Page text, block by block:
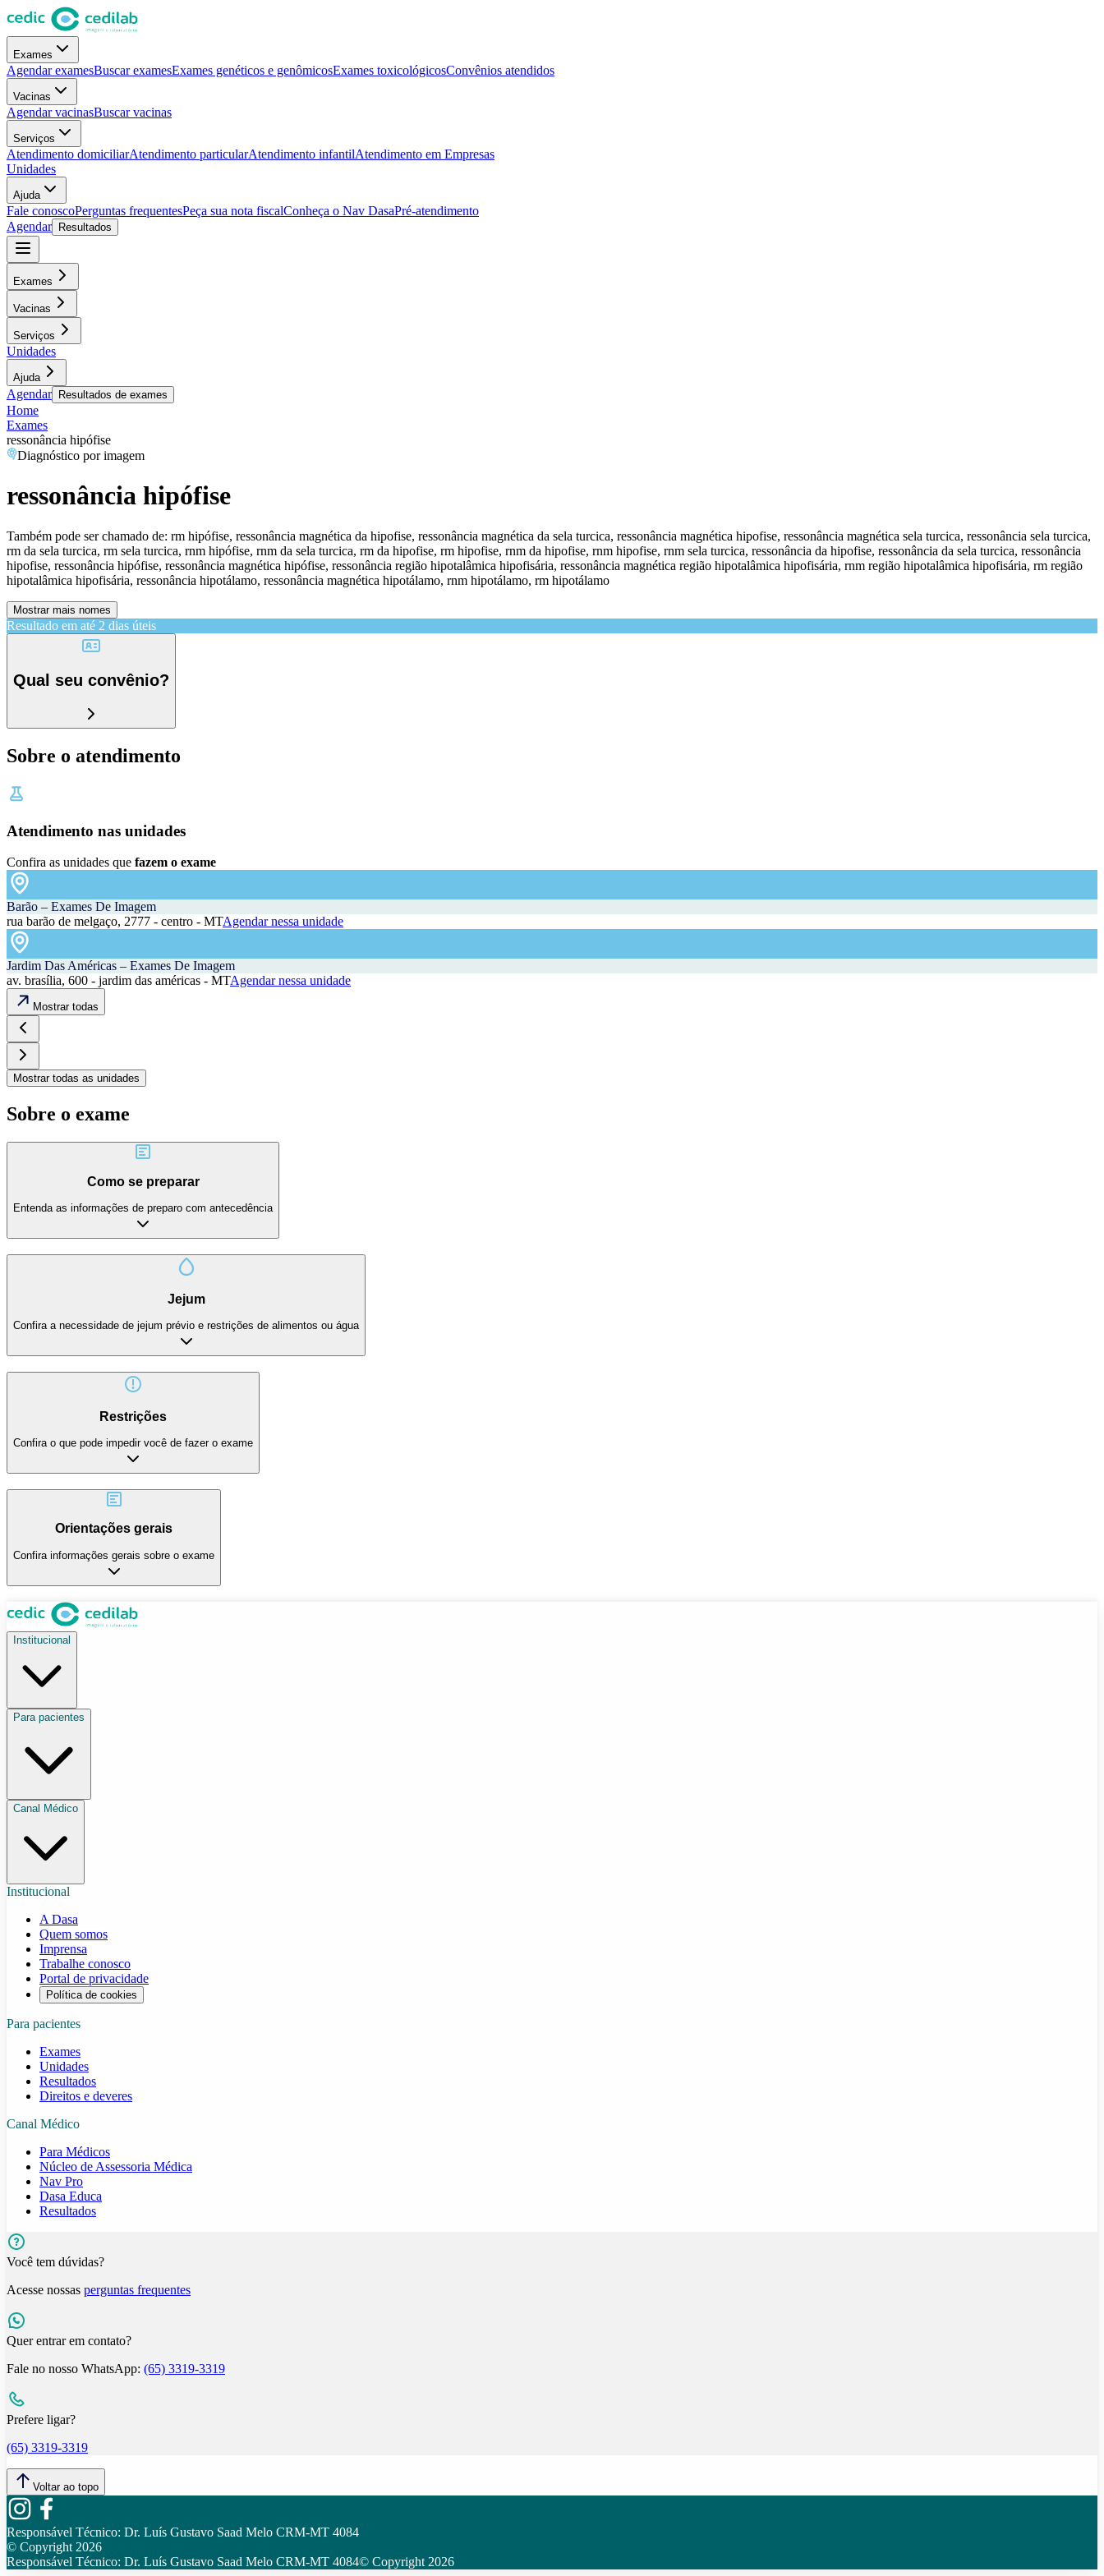
Exames
Agendar examesBuscar examesExames genéticos e genômicosExames toxicológicosConvênios atendidos
Vacinas
Agendar vacinasBuscar vacinas
Serviços
Atendimento domiciliarAtendimento particularAtendimento infantilAtendimento em Empresas
Unidades
Ajuda
Fale conoscoPerguntas frequentesPeça sua nota fiscalConheça o Nav DasaPré-atendimento
Agendar
Resultados
Exames
Vacinas
Serviços
Unidades
Ajuda
Agendar Resultados de exames
Home
Exames
ressonância hipófise
Diagnóstico por imagem
ressonância hipófise
Também pode ser chamado de: rm hipófise, ressonância magnética da hipofise, ressonância magnética da sela turcica, ressonância magnética hipofise, ressonância magnética sela turcica, ressonância sela turcica,
rm da sela turcica, rm sela turcica, rnm hipófise, rnm da sela turcica, rm da hipofise, rm hipofise, rnm da hipofise, rnm hipofise, rnm sela turcica, ressonância da hipofise, ressonância da sela turcica, ressonância
hipofise, ressonância hipófise, ressonância magnética hipófise, ressonância região hipotalâmica hipofisária, ressonância magnética região hipotalâmica hipofisária, rnm região hipotalâmica hipofisária, rm região
hipotalâmica hipofisária, ressonância hipotálamo, ressonância magnética hipotálamo, rnm hipotálamo, rm hipotálamo
Mostrar mais nomes
Resultado em até 2 dias úteis
Qual seu convênio?
Sobre o atendimento
Atendimento nas unidades
Confira as unidades que fazem o exame
Barão – Exames De Imagem
rua barão de melgaço, 2777 - centro - MTAgendar nessa unidade
Jardim Das Américas – Exames De Imagem
av. brasília, 600 - jardim das américas - MTAgendar nessa unidade
Mostrar todas
Mostrar todas as unidades
Sobre o exame
Como se preparar
Entenda as informações de preparo com antecedência
Jejum
Confira a necessidade de jejum prévio e restrições de alimentos ou água
Restrições
Confira o que pode impedir você de fazer o exame
Orientações gerais
Confira informações gerais sobre o exame
Institucional
Para pacientes
Canal Médico
Institucional
A Dasa
Quem somos
Imprensa
Trabalhe conosco
Portal de privacidade
Política de cookies
Para pacientes
Exames
Unidades
Resultados
Direitos e deveres
Canal Médico
Para Médicos
Núcleo de Assessoria Médica
Nav Pro
Dasa Educa
Resultados
Você tem dúvidas?
Acesse nossas perguntas frequentes
Quer entrar em contato?
Fale no nosso WhatsApp: (65) 3319-3319
Prefere ligar?
(65) 3319-3319
Voltar ao topo
Responsável Técnico: Dr. Luís Gustavo Saad Melo CRM-MT 4084
© Copyright 2026
Responsável Técnico: Dr. Luís Gustavo Saad Melo CRM-MT 4084© Copyright 2026